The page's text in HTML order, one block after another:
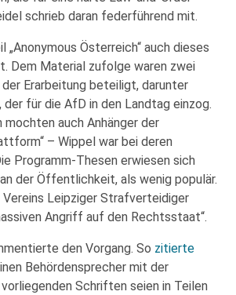
schrieb daran federführend mit.
„Anonymous Österreich“ auch dieses
Dem Material zufolge waren zwei
Erarbeitung beteiligt, darunter
der für die AfD in den Landtag einzog.
mochten auch Anhänger der
– Wippel war bei deren
Programm-Thesen erwiesen sich
der Öffentlichkeit, als wenig populär.
Vereins Leipziger Strafverteidiger
Angriff auf den Rechtsstaat“.
den Vorgang. So zitierte
Behördensprecher mit der
vorliegenden Schriften seien in Teilen